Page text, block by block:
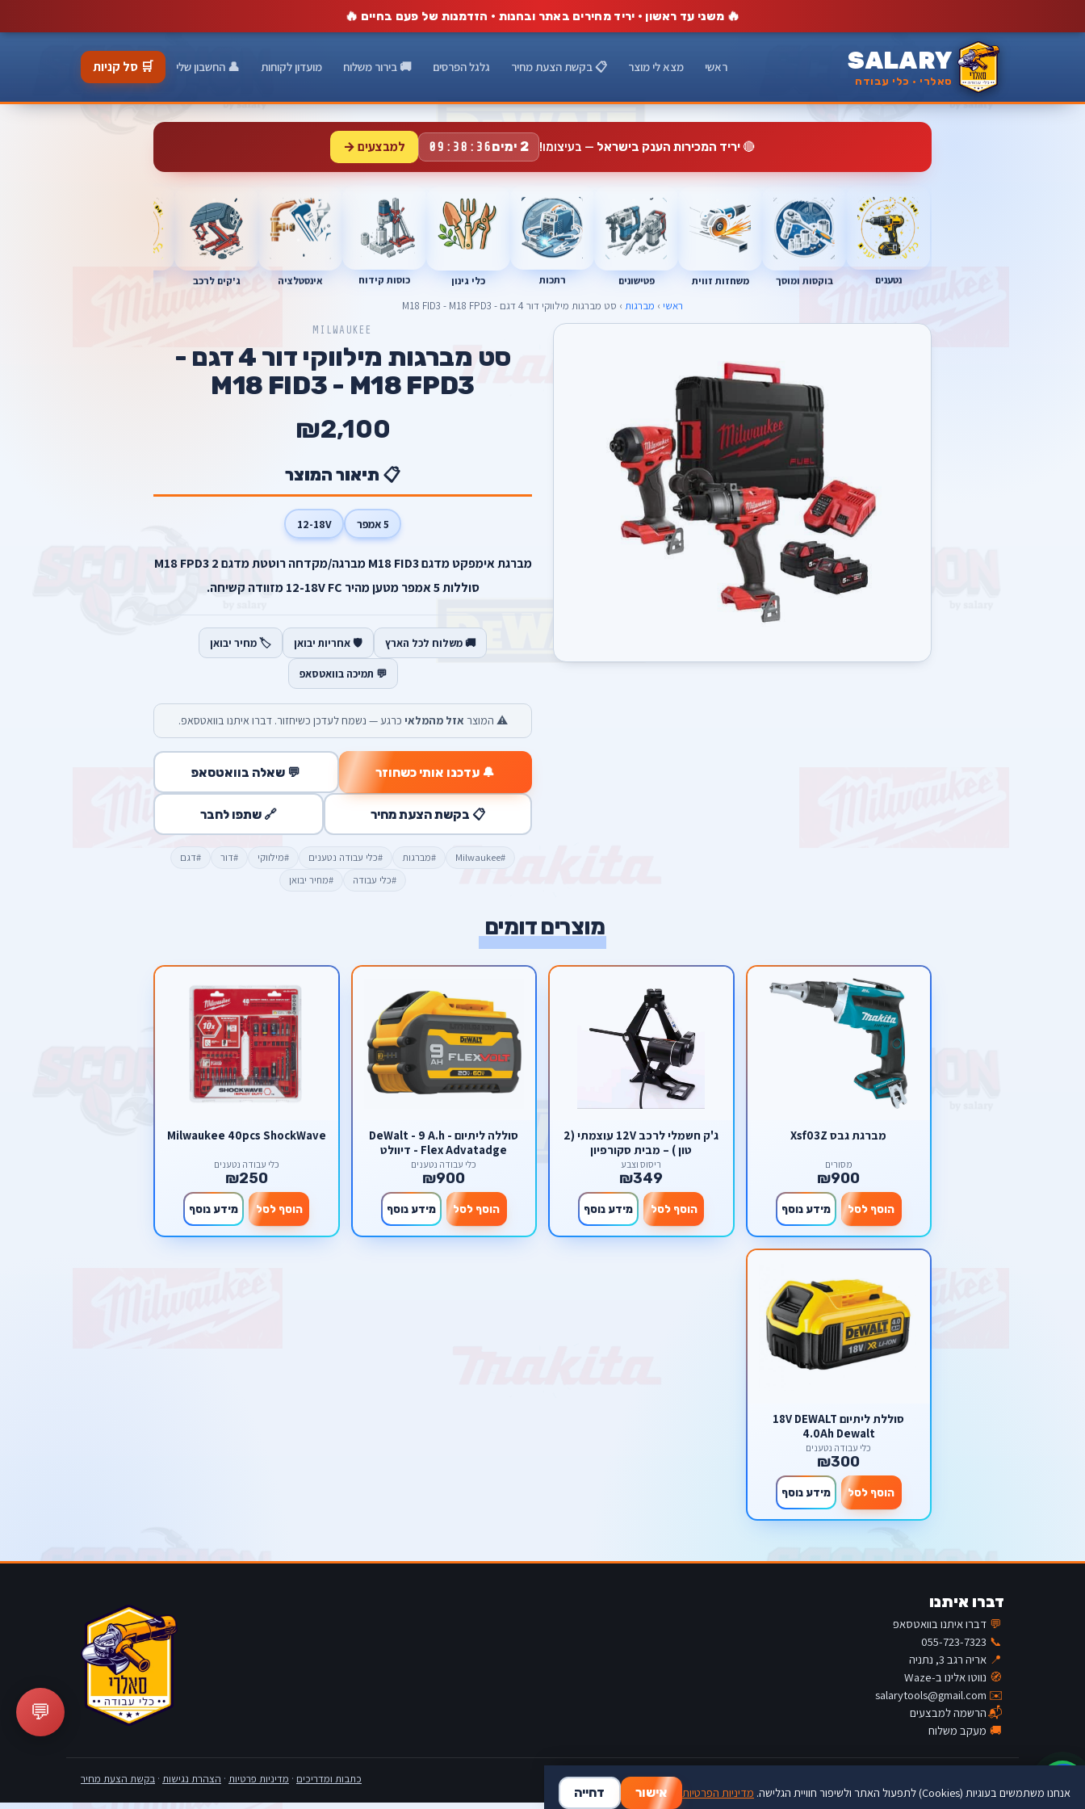
🔥 משני עד ראשון · יריד מחירים באתר ובחנות · הזדמנות של פעם בחיים 🔥
SALARY
סאלרי · כלי עבודה
ראשי מצא לי מוצר 📋 בקשת הצעת מחיר גלגל הפרסים 🚚 בירור משלוח מועדון לקוחות 👤 החשבון שלי 🛒 סל קניות
🔴יריד המכירות הענק בישראל — בעיצומו! 2 ימים 09:38:35 למבצעים →
נטענים בוקסות ומוסך משחזות זווית פטישונים רתכות כלי גינון כוסות קידוח אינסטלציה ג'קים לרכב
ראשי › מברגות › סט מברגות מילווקי דור 4 דגם - M18 FID3 - M18 FPD3
MILWAUKEE
סט מברגות מילווקי דור 4 דגם -
M18 FID3 - M18 FPD3
₪2,100
📋 תיאור המוצר
5 אמפר 12-18V
מברגת אימפקט מדגם M18 FID3 מברגה/מקדחה רוטטת מדגם M18 FPD3 2
סוללות 5 אמפר מטען מהיר 12-18V FC מזוודה קשיחה.
🚚 משלוח לכל הארץ 🛡️ אחריות יבואן 🏷️ מחיר יבואן
💬 תמיכה בוואטסאפ
⚠️ המוצר אזל מהמלאי כרגע — נשמח לעדכן כשיחזור. דברו איתנו בוואטסאפ.
🔔 עדכנו אותי כשחוזר 💬 שאלה בוואטסאפ
📋 בקשת הצעת מחיר 🔗 שתפו לחבר
#Milwaukee #מברגות #כלי עבודה נטענים #מילווקי #דור
#דגם
#כלי עבודה
#מחיר יבואן
מוצרים דומים
מברגת גבס Xsf03Z
מסורים
₪900
הוסף לסל מידע נוסף
ג'ק חשמלי לרכב 12V עוצמתי (2
טון ) – מבית סקורפיון
ריסוס וצבע
₪349
הוסף לסל מידע נוסף
סוללה ליתיום DeWalt - 9 A.h -
Flex Advatadge - דיוולט
כלי עבודה נטענים
₪900
הוסף לסל מידע נוסף
Milwaukee 40pcs ShockWave
כלי עבודה נטענים
₪250
הוסף לסל מידע נוסף
סוללת ליתיום 18V DEWALT
4.0Ah Dewalt
כלי עבודה נטענים
₪300
הוסף לסל מידע נוסף
דברו איתנו
💬 דברו איתנו בוואטסאפ
📞
055-723-7323
📍 אריה רגב 3, נתניה
🧭 נווטו אלינו ב-Waze
✉️
salarytools@gmail.com
📬הרשמה למבצעים
🚚 מעקב משלוח
כתבות ומדריכים · מדיניות פרטיות · הצהרת נגישות · בקשת הצעת מחיר
💬
אנחנו משתמשים בעוגיות (Cookies) לתפעול האתר ולשיפור חוויית הגלישה. מדיניות הפרטיות אישור דחייה